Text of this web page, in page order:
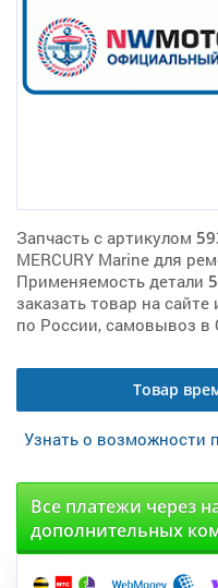
Запчасть с артикулом
MERCURY Marine для
Применяемость детали
заказать товар на сайте
по России, самовывоз в
Товар
Узнать о возможности
Все платежи через
дополнительных